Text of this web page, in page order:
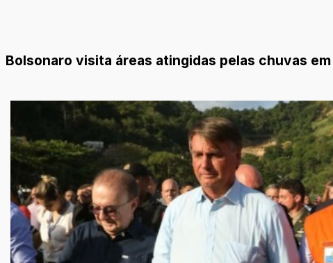
Bolsonaro visita áreas atingidas pelas chuvas